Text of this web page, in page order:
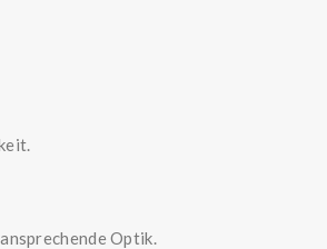
Optik.